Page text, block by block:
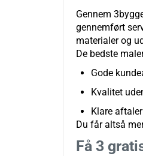
Gennem
gennemført
materialer og
De bedste
Gode
Kvalitet
Klare
Du får altså
Få 3